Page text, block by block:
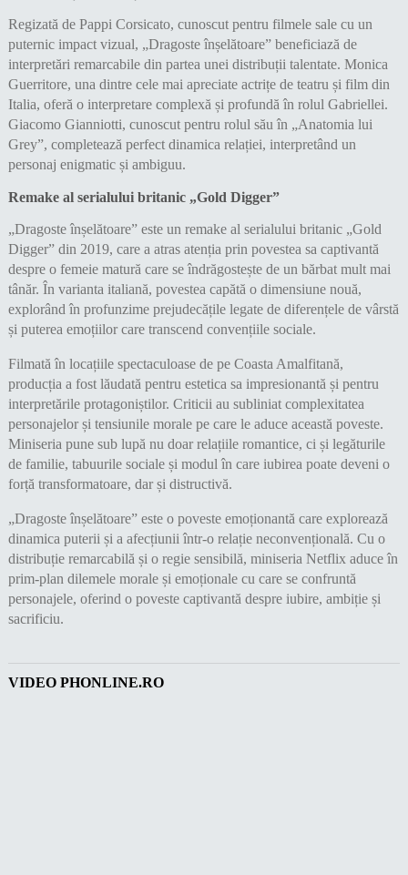
Regizată de Pappi Corsicato, cunoscut pentru filmele sale cu un
puternic impact vizual, „Dragoste înșelătoare” beneficiază de
interpretări remarcabile din partea unei distribuții talentate. Monica
Guerritore, una dintre cele mai apreciate actrițe de teatru și film din
Italia, oferă o interpretare complexă și profundă în rolul Gabriellei.
Giacomo Gianniotti, cunoscut pentru rolul său în „Anatomia lui
Grey”, completează perfect dinamica relației, interpretând un
personaj enigmatic și ambiguu.
Remake al serialului britanic „Gold Digger”
„Dragoste înșelătoare” este un remake al serialului britanic „Gold
Digger” din 2019, care a atras atenția prin povestea sa captivantă
despre o femeie matură care se îndrăgostește de un bărbat mult mai
tânăr. În varianta italiană, povestea capătă o dimensiune nouă,
explorând în profunzime prejudecățile legate de diferențele de vârstă
și puterea emoțiilor care transcend convențiile sociale.
Filmată în locațiile spectaculoase de pe Coasta Amalfitană,
producția a fost lăudată pentru estetica sa impresionantă și pentru
interpretările protagoniștilor. Criticii au subliniat complexitatea
personajelor și tensiunile morale pe care le aduce această poveste.
Miniseria pune sub lupă nu doar relațiile romantice, ci și legăturile
de familie, tabuurile sociale și modul în care iubirea poate deveni o
forță transformatoare, dar și distructivă.
„Dragoste înșelătoare” este o poveste emoționantă care explorează
dinamica puterii și a afecțiunii într-o relație neconvențională. Cu o
distribuție remarcabilă și o regie sensibilă, miniseria Netflix aduce în
prim-plan dilemele morale și emoționale cu care se confruntă
personajele, oferind o poveste captivantă despre iubire, ambiție și
sacrificiu.
VIDEO PHONLINE.RO